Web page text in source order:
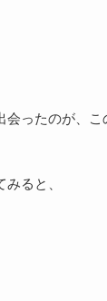
会ったのが、こ
ると、